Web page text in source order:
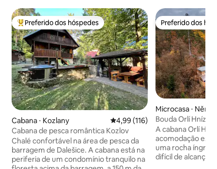
Entre os melhores preferidos dos hóspedes
Preferido dos hóspedes
Cabana ⋅ Kozlany 4,99 de uma avaliação média de
4,99 (116)
Cabana de pesca romântica Kozlov
Chalé confortável na área de pesca da
barragem de Dalešice. A cabana está na
periferia de um condomínio tranquilo na
Preferido dos
Preferido dos
Microcasa ⋅
Bouda Orlí Hnízdo
A cabana Orlí
acomodação
uma rocha
difícil de alcançar.